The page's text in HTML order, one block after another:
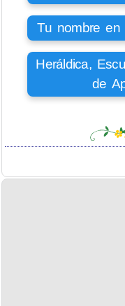
Tu nombre en
Heráldica,
de